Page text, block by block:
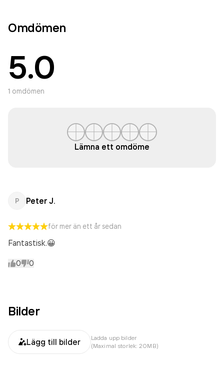
Omdömen
5.0
1 omdömen
Lämna ett omdöme
P Peter J.
för mer än ett år sedan
Fantastisk.😀
0 0
Bilder
Lägg till bilder
Ladda upp bilder
(Maximal storlek: 20MB)